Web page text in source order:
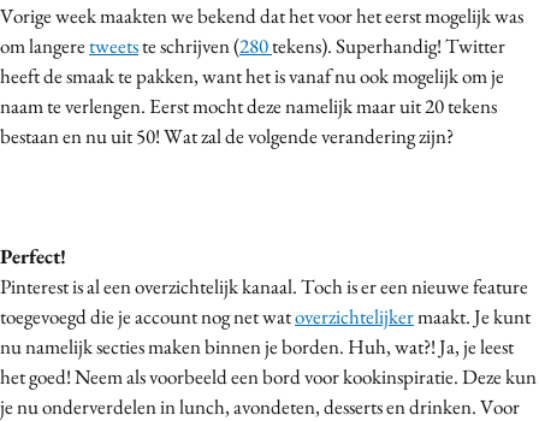
Vorige week maakten we bekend dat het voor het eerst mogelijk was
om langeretweetste schrijven (280tekens). Superhandig! Twitter
heeft de smaak te pakken, want het is vanaf nu ook mogelijk om je
naam te verlengen. Eerst mocht deze namelijk maar uit 20 tekens
bestaan en nu uit 50! Wat zal de volgende verandering zijn?
Perfect!
Pinterest is al een overzichtelijk kanaal. Toch is er een nieuwe feature
toegevoegd die je account nog net watoverzichtelijkermaakt. Je kunt
nu namelijk secties maken binnen je borden. Huh, wat?! Ja, je leest
het goed! Neem als voorbeeld een bord voor kookinspiratie. Deze kun
je nu onderverdelen in lunch, avondeten, desserts en drinken. Voor